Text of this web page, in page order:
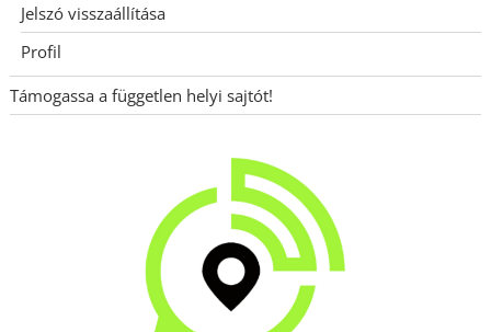
Jelszó visszaállítása
Profil
Támogassa a független helyi sajtót!